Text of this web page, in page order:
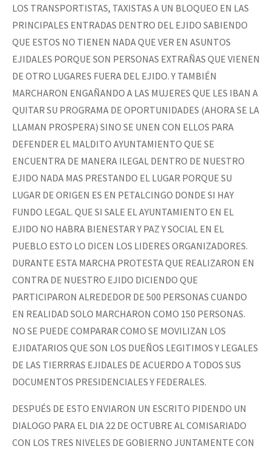
LOS TRANSPORTISTAS, TAXISTAS A UN BLOQUEO EN LAS
PRINCIPALES ENTRADAS DENTRO DEL EJIDO SABIENDO
QUE ESTOS NO TIENEN NADA QUE VER EN ASUNTOS
EJIDALES PORQUE SON PERSONAS EXTRAÑAS QUE VIENEN
DE OTRO LUGARES FUERA DEL EJIDO. Y TAMBIÉN
MARCHARON ENGAÑANDO A LAS MUJERES QUE LES IBAN A
QUITAR SU PROGRAMA DE OPORTUNIDADES (AHORA SE LA
LLAMAN PROSPERA) SINO SE UNEN CON ELLOS PARA
DEFENDER EL MALDITO AYUNTAMIENTO QUE SE
ENCUENTRA DE MANERA ILEGAL DENTRO DE NUESTRO
EJIDO NADA MAS PRESTANDO EL LUGAR PORQUE SU
LUGAR DE ORIGEN ES EN PETALCINGO DONDE SI HAY
FUNDO LEGAL. QUE SI SALE EL AYUNTAMIENTO EN EL
EJIDO NO HABRA BIENESTAR Y PAZ Y SOCIAL EN EL
PUEBLO ESTO LO DICEN LOS LIDERES ORGANIZADORES.
DURANTE ESTA MARCHA PROTESTA QUE REALIZARON EN
CONTRA DE NUESTRO EJIDO DICIENDO QUE
PARTICIPARON ALREDEDOR DE 500 PERSONAS CUANDO
EN REALIDAD SOLO MARCHARON COMO 150 PERSONAS.
NO SE PUEDE COMPARAR COMO SE MOVILIZAN LOS
EJIDATARIOS QUE SON LOS DUEÑOS LEGITIMOS Y LEGALES
DE LAS TIERRRAS EJIDALES DE ACUERDO A TODOS SUS
DOCUMENTOS PRESIDENCIALES Y FEDERALES.
DESPUÉS DE ESTO ENVIARON UN ESCRITO PIDENDO UN
DIALOGO PARA EL DIA 22 DE OCTUBRE AL COMISARIADO
CON LOS TRES NIVELES DE GOBIERNO JUNTAMENTE CON